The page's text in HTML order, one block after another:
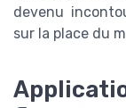
devenu
sur la place du